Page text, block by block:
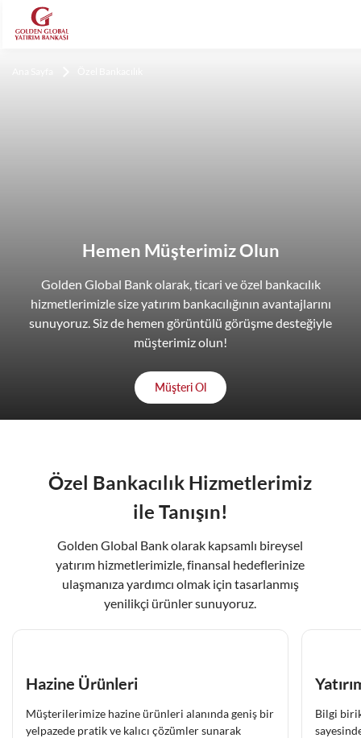
Hemen Müşterimiz Olun
Golden Global Bank olarak, ticari ve özel bankacılık
hizmetlerimizle size yatırım bankacılığının avantajlarını
sunuyoruz. Siz de hemen görüntülü görüşme desteğiyle
müşterimiz olun!
Müşteri Ol
Özel Bankacılık Hizmetlerimiz
ile Tanışın!
Golden Global Bank olarak kapsamlı bireysel
yatırım hizmetlerimizle, finansal hedeflerinize
ulaşmanıza yardımcı olmak için tasarlanmış
yenilikçi ürünler sunuyoruz.
Hazine Ürünleri
Müşterilerimize hazine ürünleri alanında geniş bir
yelpazede pratik ve kalıcı çözümler sunarak
Bilgi